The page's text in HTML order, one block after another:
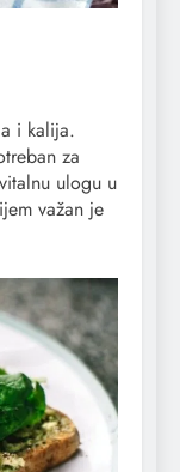
i kalija.
za
ulogu u
važan je